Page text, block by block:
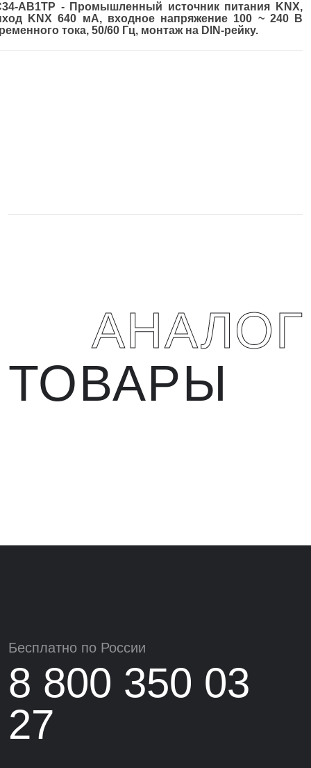
AB1TP - Промышленный источник питания KNX,
KNX 640 мА, входное напряжение 100 ~ 240 В
тока, 50/60 Гц, монтаж на DIN-рейку.
ТОВАРЫ
Бесплатно по России
8 800 350 03
27